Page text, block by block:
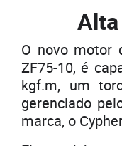
O novo motor
ZF75-10, é
kgf.m, um
gerenciado
marca, o